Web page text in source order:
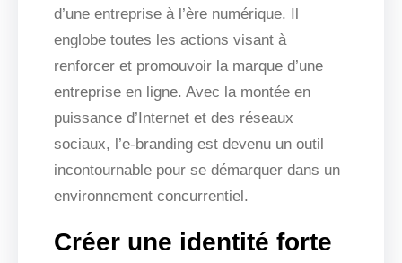
d’une entreprise à l’ère numérique. Il
englobe toutes les actions visant à
renforcer et promouvoir la marque d’une
entreprise en ligne. Avec la montée en
puissance d’Internet et des réseaux
sociaux, l’e-branding est devenu un outil
incontournable pour se démarquer dans un
environnement concurrentiel.
Créer une identité forte